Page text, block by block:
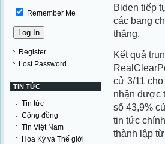
Remember Me
Register
Lost Password
TIN TỨC
Tin tức
Cộng đồng
Tin Việt Nam
Hoa Kỳ và Thế giới
Biden tiếp
các bang
thắng.
Kết quả
cử 3/11
nhận được
số 43,9%
tin tức
thành lập